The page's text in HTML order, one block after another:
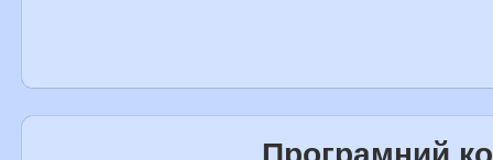
Програмний